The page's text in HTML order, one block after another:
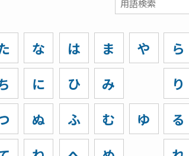
な
に
ぬ
は
ひ
ふ
ま
み
む
や
ゆ
ら
り
る